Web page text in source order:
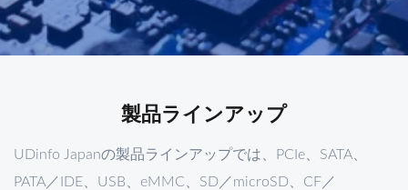
製品ラインアップ
UDinfo Japanの製品ラインアップでは、PCIe、SATA、
PATA／IDE、USB、eMMC、SD／microSD、CF／